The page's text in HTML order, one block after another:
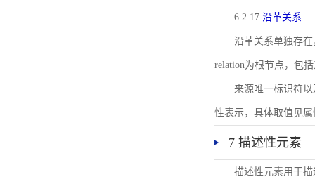
6.2.17 沿革关系
沿革关系单独存
relation为根节点，包
来源唯一标识符以
性表示，具体取值见属
7 描述性元素
描述性元素用于